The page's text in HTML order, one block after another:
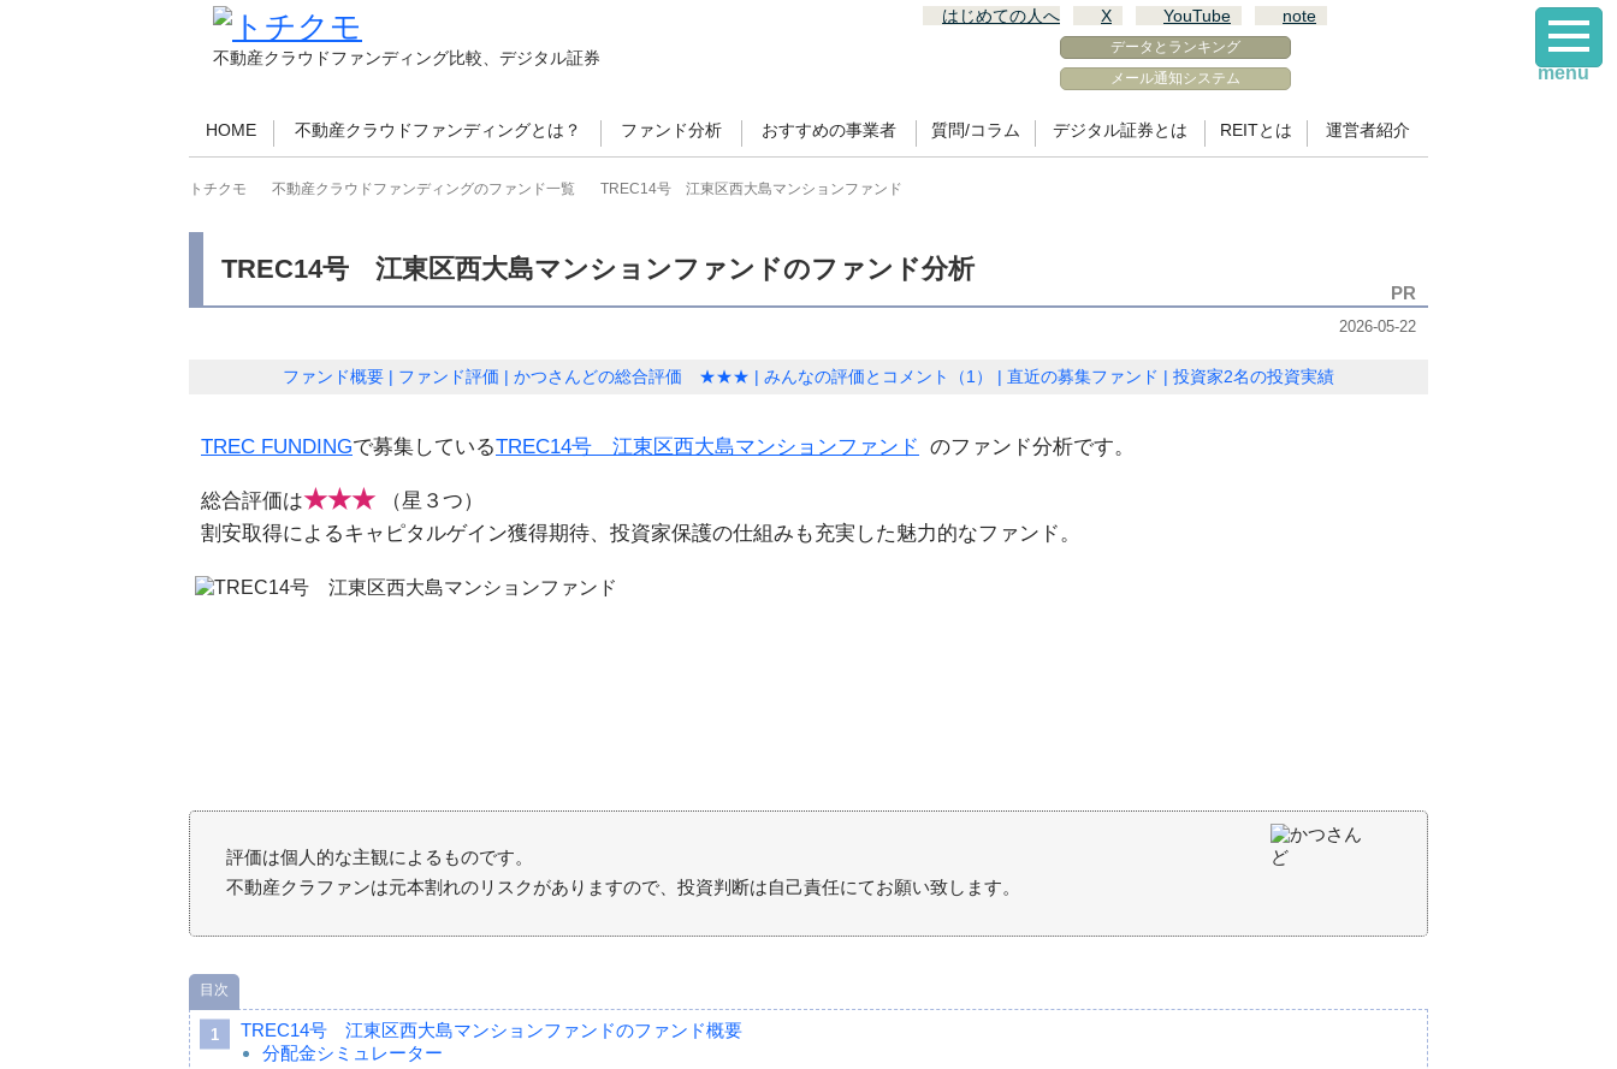
不動産クラウドファンディング比較、デジタル証券
はじめての人へ X YouTube note
データとランキング
メール通知システム
HOME 不動産クラウドファンディングとは？ ファンド分析 おすすめの事業者 質問/コラム デジタル証券とは REITとは 運営者紹介
トチクモ 不動産クラウドファンディングのファンド一覧 TREC14号 江東区西大島マンションファンド
TREC14号 江東区西大島マンションファンドのファンド分析
2026-05-22
ファンド概要 ファンド評価 かつさんどの総合評価 ★★★ みんなの評価とコメント（1） 直近の募集ファンド 投資家2名の投資実績
TREC FUNDINGで募集しているTREC14号 江東区西大島マンションファンド のファンド分析です。
総合評価は★★★
（星３つ）
割安取得によるキャピタルゲイン獲得期待、投資家保護の仕組みも充実した魅力的なファンド。
評価は個人的な主観によるものです。
不動産クラファンは元本割れのリスクがありますので、投資判断は自己責任にてお願い致します。
目次
TREC14号 江東区西大島マンションファンドのファンド概要
分配金シミュレーター
menu